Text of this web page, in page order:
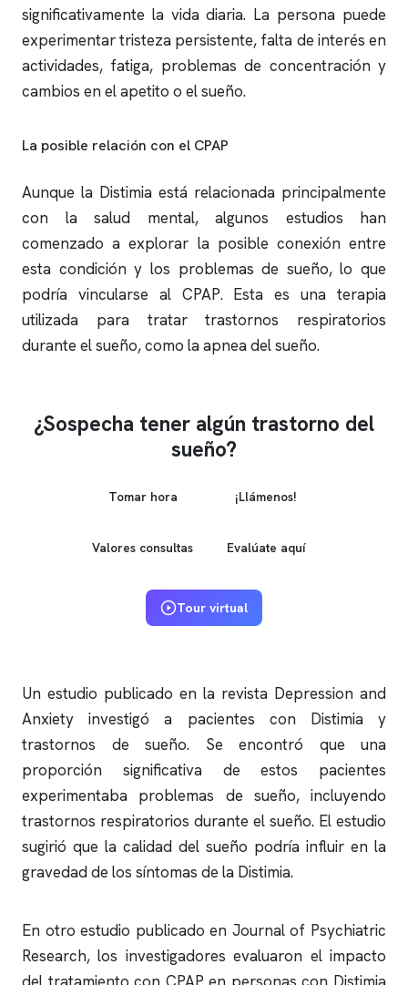
significativamente la vida diaria. La persona puede
experimentar tristeza persistente, falta de interés en
actividades, fatiga, problemas de concentración y
cambios en el apetito o el sueño.
La posible relación con el CPAP
Aunque la Distimia está relacionada principalmente
con la salud mental, algunos estudios han
comenzado a explorar la posible conexión entre
esta condición y los problemas de sueño, lo que
podría vincularse al CPAP. Esta es una terapia
utilizada para tratar trastornos respiratorios
durante el sueño, como laapnea del sueño.
¿Sospecha tener algún trastorno del
sueño?
Tomar hora ¡Llámenos!
Valores consultas Evalúate aquí
Tour virtual
Un estudio publicado en la revista Depression and
Anxiety investigó a pacientes con Distimia y
trastornos de sueño. Se encontró que una
proporción significativa de estos pacientes
experimentaba problemas de sueño, incluyendo
trastornos respiratorios durante el sueño. El estudio
sugirió que la calidad del sueño podría influir en la
gravedad de los síntomas de la Distimia.
En otro estudio publicado en Journal of Psychiatric
Research, los investigadores evaluaron el impacto